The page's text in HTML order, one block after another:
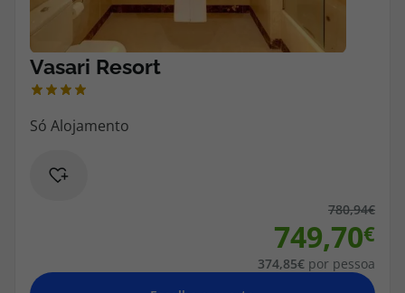
780,94
749,70
374,85
por pessoa